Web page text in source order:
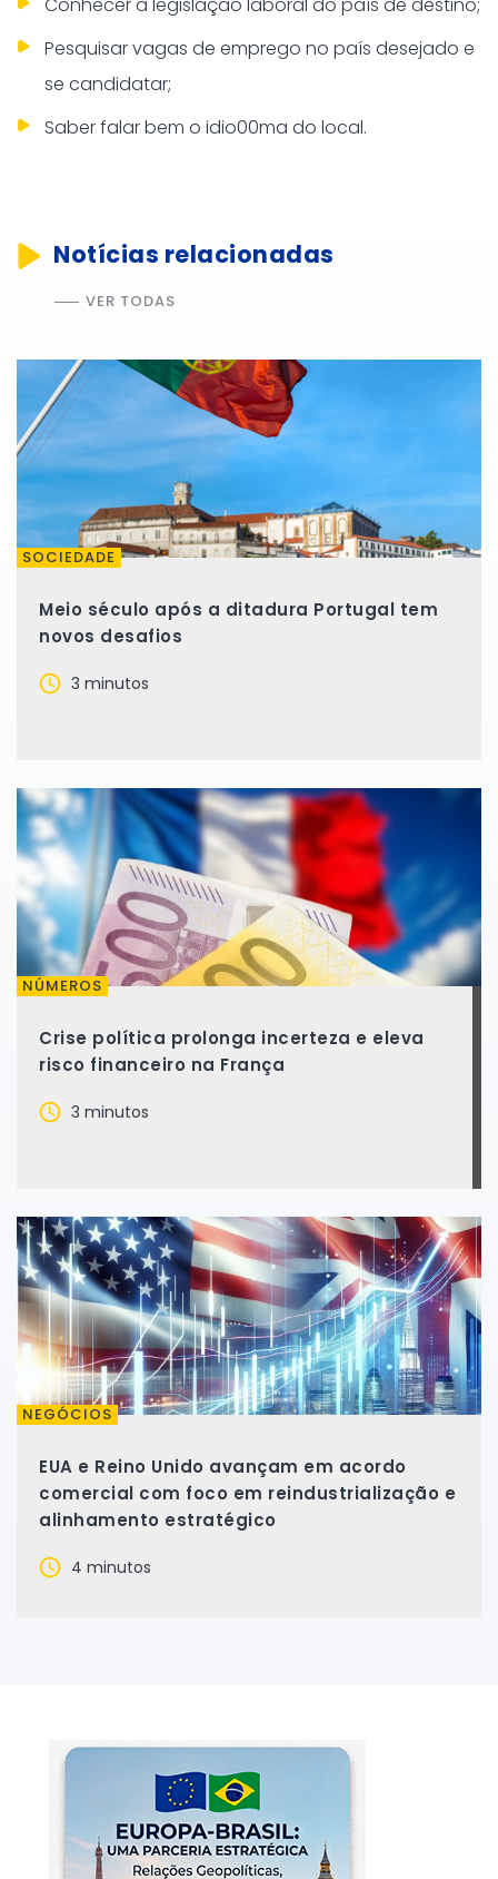
Pesquisar vagas de emprego no país desejado e
se candidatar;
Saber falar bem o idio00ma do local.
Notícias relacionadas
VER TODAS
SOCIEDADE
Meio século após a ditadura Portugal tem
novos desafios
3 minutos
NÚMEROS
Crise política prolonga incerteza e eleva
risco financeiro na França
3 minutos
NEGÓCIOS
EUA e Reino Unido avançam em acordo
comercial com foco em reindustrialização e
alinhamento estratégico
4 minutos